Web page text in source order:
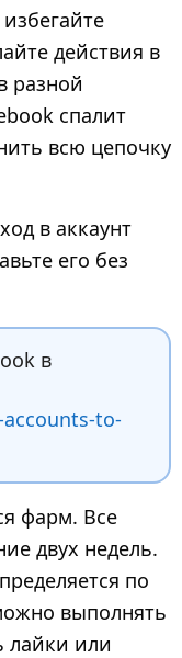
действия в
разной
спалит
всю цепочку
в аккаунт
его без
в
to-
фарм. Все
двух недель.
по
выполнять
лайки или